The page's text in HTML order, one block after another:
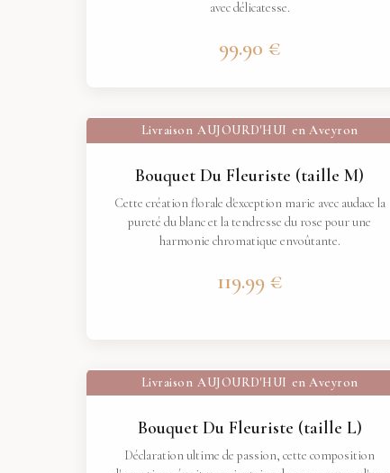
avec délicatesse.
99.90 €
Livraison AUJOURD'HUI en Aveyron
Bouquet Du Fleuriste (taille M)
Cette création florale d'exception marie avec audace la
pureté du blanc et la tendresse du rose pour une
harmonie chromatique envoûtante.
119.99 €
Livraison AUJOURD'HUI en Aveyron
Bouquet Du Fleuriste (taille L)
Déclaration ultime de passion, cette composition